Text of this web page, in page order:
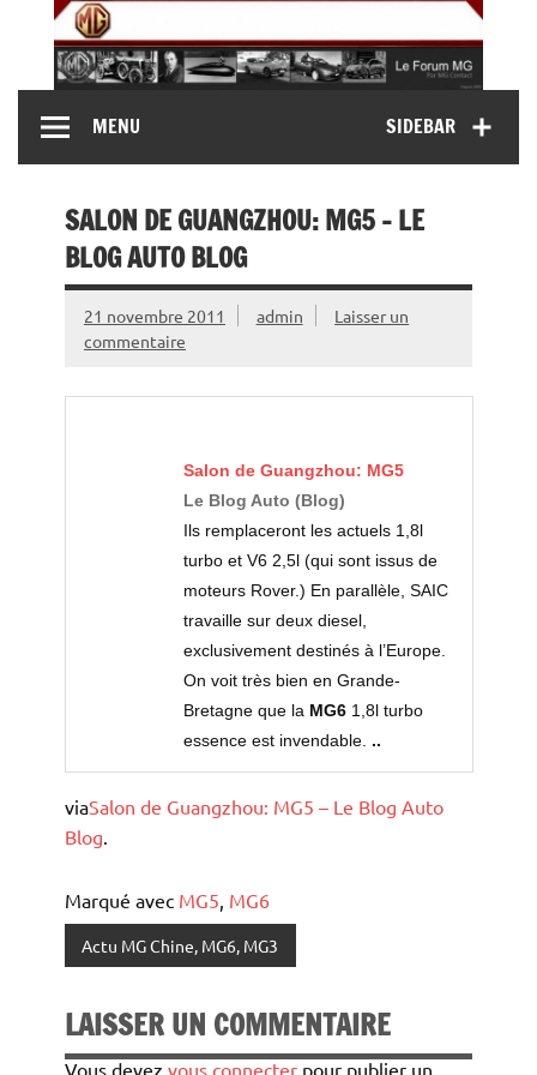
content
MG Contact
MG B, MG F, MG A, Midget…)SIDEBAR
MENU
SALON DE GUANGZHOU: MG5 – LE
BLOG AUTO BLOG
21 novembre 2011 admin
Laisser un
commentaire
Salon de Guangzhou: MG5
Le Blog Auto (Blog)
Ils remplaceront les actuels 1,8l
turbo et V6 2,5l (qui sont issus de
moteurs Rover.) En parallèle, SAIC
travaille sur deux diesel,
exclusivement destinés à l’Europe.
On voit très bien en Grande-
Bretagne que la MG6 1,8l turbo
essence est invendable. ..
viaSalon de Guangzhou: MG5 – Le Blog Auto
Blog.
Marqué avec MG5, MG6
Actu MG Chine, MG6, MG3
LAISSER UN COMMENTAIRE
Vous devez vous connecter pour publier un